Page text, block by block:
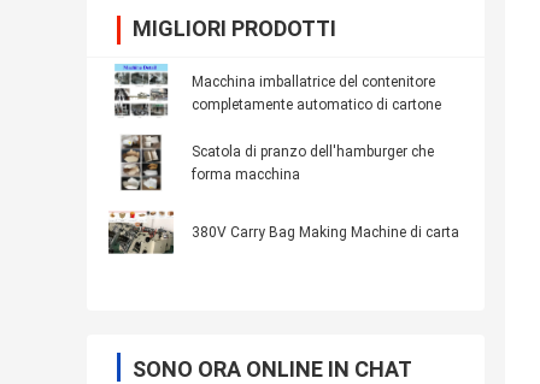
MIGLIORI PRODOTTI
Macchina imballatrice del contenitore
completamente automatico di cartone
Scatola di pranzo dell'hamburger che
forma macchina
380V Carry Bag Making Machine di carta
SONO ORA ONLINE IN CHAT